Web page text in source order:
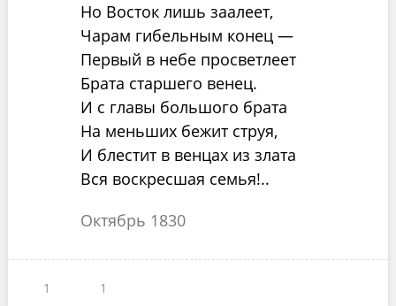
Но Восток лишь заалеет,
Чарам гибельным конец —
Первый в небе просветлеет
Брата старшего венец.
И с главы большого брата
На меньших бежит струя,
И блестит в венцах из злата
Вся воскресшая семья!..
Октябрь 1830
1 1